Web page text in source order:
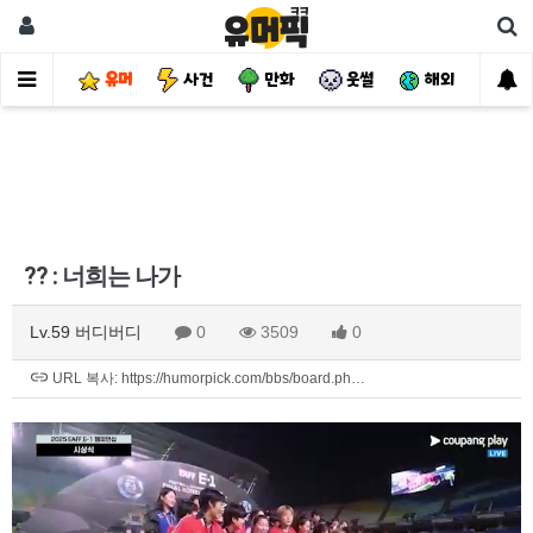
유머 사건 만화 웃썰 해외 핫
?? : 너희는 나가
Lv.59 버디버디 0 3509 0
URL 복사: https://humorpick.com/bbs/board.ph…